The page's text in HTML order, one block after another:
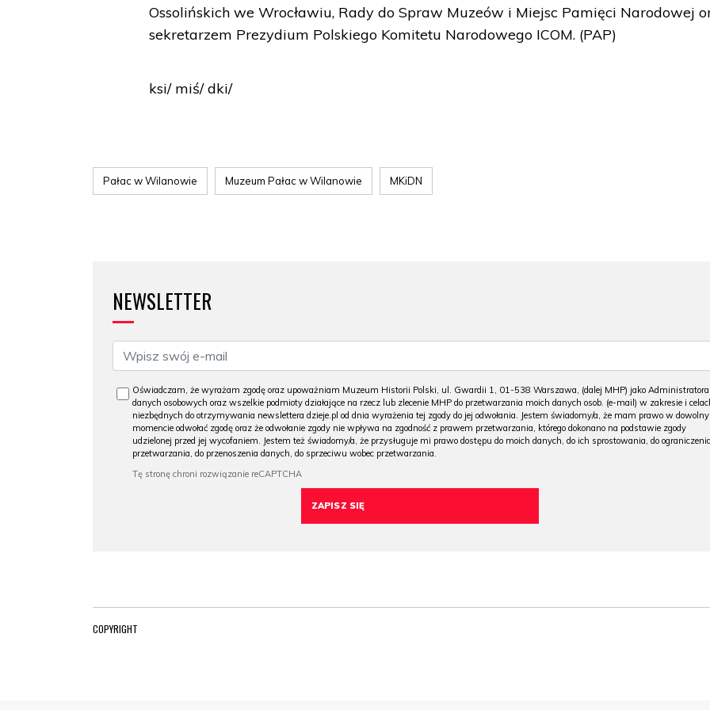
Ossolińskich we Wrocławiu, Rady do Spraw Muzeów i Miejsc Pamięci Narodowej
sekretarzem Prezydium Polskiego Komitetu Narodowego ICOM. (PAP)
ksi/ miś/ dki/
Pałac w Wilanowie Muzeum Pałac w Wilanowie MKiDN
NEWSLETTER
Oświadczam, że wyrażam zgodę oraz upoważniam Muzeum Historii Polski, ul. Gwardii 1, 01-538 Warszawa, (dalej MHP) jako Administratora
danych osobowych oraz wszelkie podmioty działające na rzecz lub zlecenie MHP do przetwarzania moich danych osob. (e-mail) w zakresie i
niezbędnych do otrzymywania newslettera dzieje.pl od dnia wyrażenia tej zgody do jej odwołania. Jestem świadomy/a, że mam prawo w
momencie odwołać zgodę oraz że odwołanie zgody nie wpływa na zgodność z prawem przetwarzania, którego dokonano na podstawie zgody
udzielonej przed jej wycofaniem. Jestem też świadomy/a, że przysługuje mi prawo dostępu do moich danych, do ich sprostowania, do
przetwarzania, do przenoszenia danych, do sprzeciwu wobec przetwarzania.
COPYRIGHT